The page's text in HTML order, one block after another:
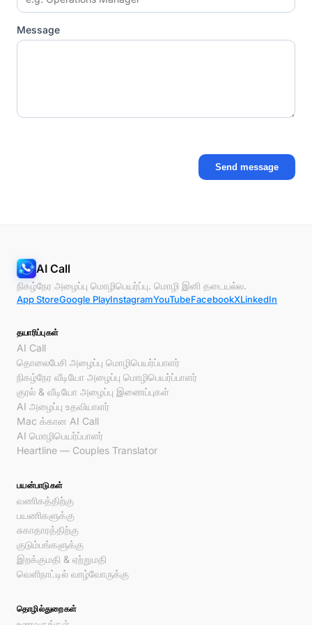
Message
Send message
AI Call
நிகழ்நேர அழைப்பு மொழிபெயர்ப்பு. மொழி இனி தடையல்ல.
App StoreGoogle PlayInstagramYouTubeFacebookXLinkedIn
தயாரிப்புகள்
AI Call
தொலைபேசி அழைப்பு மொழிபெயர்ப்பாளர்
நிகழ்நேர வீடியோ அழைப்பு மொழிபெயர்ப்பாளர்
குரல் & வீடியோ அழைப்பு இணைப்புகள்
AI அழைப்பு உதவியாளர்
Mac க்கான AI Call
AI மொழிபெயர்ப்பாளர்
Heartline — Couples Translator
பயன்பாடுகள்
வணிகத்திற்கு
பயணிகளுக்கு
சுகாதாரத்திற்கு
குடும்பங்களுக்கு
இறக்குமதி & ஏற்றுமதி
வெளிநாட்டில் வாழ்வோருக்கு
தொழில்துறைகள்